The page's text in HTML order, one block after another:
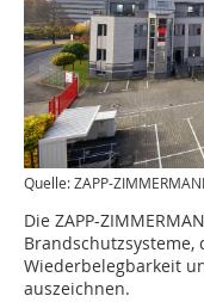
Quelle: ZAPP-
Die ZAPP-
Wiederbelegbarkeit
auszeichnen.